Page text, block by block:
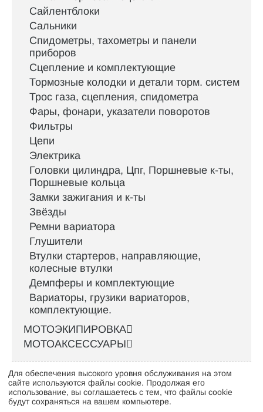
Сайлентблоки
Сальники
Спидометры, тахометры и панели
приборов
Сцепление и комплектующие
Тормозные колодки и детали торм. систем
Трос газа, сцепления, спидометра
Фары, фонари, указатели поворотов
Фильтры
Цепи
Электрика
Головки цилиндра, Цпг, Поршневые к-ты,
Поршневые кольца
Замки зажигания и к-ты
Звёзды
Ремни вариатора
Глушители
Втулки стартеров, направляющие,
колесные втулки
Демпферы и комплектующие
Вариаторы, грузики вариаторов,
комплектующие.
МОТОЭКИПИРОВКА
МОТОАКСЕССУАРЫ
Интернет-магазин велосипедов VELO52.RU
Стать оптовым клиентом
Для обеспечения высокого уровня обслуживания на этом
сайте используются файлы cookie. Продолжая его
использование, вы соглашаетесь с тем, что файлы cookie
будут сохраняться на вашем компьютере.